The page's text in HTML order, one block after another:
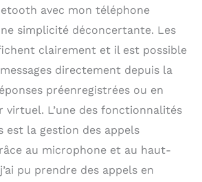
avec mon téléphone
simplicité déconcertante. Les
clairement et il est possible
directement depuis la
préenregistrées ou en
virtuel. L’une des fonctionnalités
est la gestion des appels
au microphone et au haut-
pu prendre des appels en